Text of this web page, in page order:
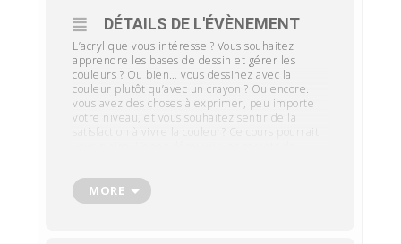
DÉTAILS DE L'ÉVÈNEMENT
L’acrylique vous intéresse ? Vous souhaitez
apprendre les bases de dessin et gérer les
couleurs ? Ou bien… vous dessinez avec la
couleur plutôt qu’avec un crayon ? Ou encore..
vous avez des choses à exprimer, peu importe
votre niveau, et vous souhaitez sentir de la
couleurs favorites. Prenez d’abord plaisir à ce
cours, car c’est de cette manière que je la
transmets !
MORE